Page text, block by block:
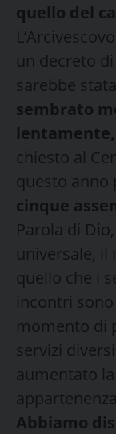
quello del
un decreto
sarebbe
sembrato
chiesto al
questo anno
cinque
Parola di
universale, il
quello che i
incontri
momento di
servizi
aumentato
Abbiamo